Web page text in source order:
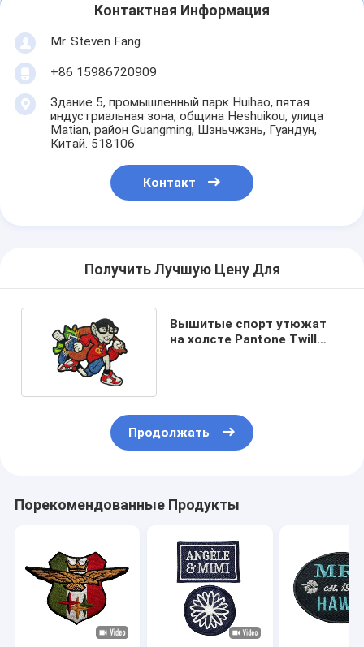
Контактная Информация
Mr. Steven Fang
+86 15986720909
Здание 5, промышленный парк Huihao, пятая
индустриальная зона, община Heshuikou, улица
Matian, район Guangming, Шэньчжэнь, Гуандун,
Китай. 518106
Контакт
Получить Лучшую Цену Для
Вышитые спорт утюжат
на холсте Pantone Twill
Продолжать
Порекомендованные Продукты